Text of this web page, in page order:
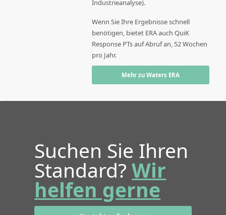
Industrieanalyse).
Wenn Sie Ihre Ergebnisse schnell
benötigen, bietet ERA auch QuiK
Response PTs auf Abruf an, 52 Wochen
pro Jahr.
Mehr zu Waters ERA
Suchen Sie Ihren
Standard?Wir
helfen gerne